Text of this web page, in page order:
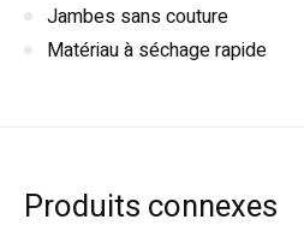
Jambes sans couture
Matériau à séchage rapide
Produits connexes